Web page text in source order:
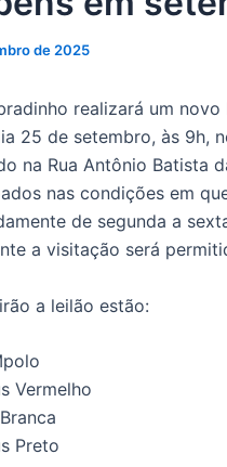
de 2025
realizará um
25 de setembro, às 9h,
na Rua Antônio Batista
nas condições em
de segunda a
a visitação será
a leilão estão:
Vermelho
Preto